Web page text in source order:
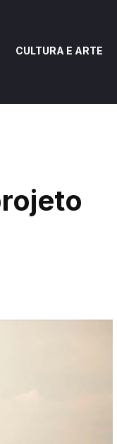
CULTURA E ARTE